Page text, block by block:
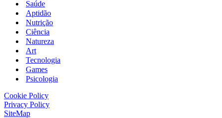
Saúde
Aptidão
Nutrição
Ciência
Natureza
Art
Tecnologia
Games
Psicologia
Cookie Policy
Privacy Policy
SiteMap